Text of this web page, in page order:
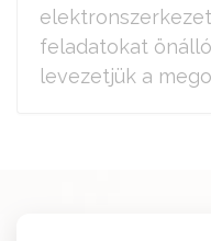
feladatokat
levezetjük a